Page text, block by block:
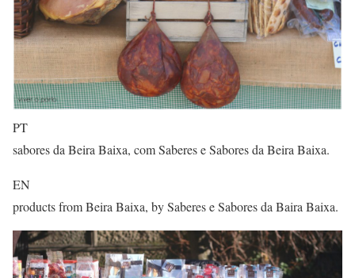
PT
sabores da Beira Baixa, com Saberes e Sabores da Beira Baixa.
EN
products from Beira Baixa, by Saberes e Sabores da Baira Baixa.